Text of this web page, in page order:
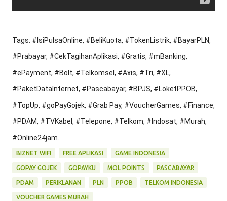
Tags: #IsiPulsaOnline, #BeliKuota, #TokenListrik, #BayarPLN,
#Prabayar, #CekTagihanAplikasi, #Gratis, #mBanking,
#ePayment, #Bolt, #Telkomsel, #Axis, #Tri, #XL,
#PaketDataInternet, #Pascabayar, #BPJS, #LoketPPOB,
#TopUp, #goPayGojek, #Grab Pay, #VoucherGames, #Finance,
#PDAM, #TVKabel, #Telepone, #Telkom, #Indosat, #Murah,
#Online24jam.
BIZNET WIFI FREE APLIKASI GAME INDONESIA
GOPAY GOJEK GOPAYKU MOL POINTS PASCABAYAR
PDAM PERIKLANAN PLN PPOB TELKOM INDONESIA
VOUCHER GAMES MURAH